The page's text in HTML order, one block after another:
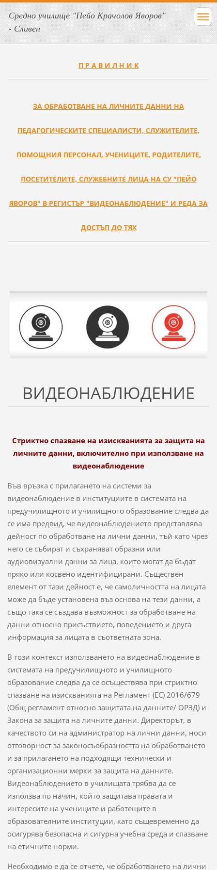
Средно училище "Пейо Крачолов Яворов"
- Сливен
П Р А В И Л Н И К
ЗА ОБРАБОТВАНЕ НА ЛИЧНИТЕ ДАННИ НА
ПЕДАГОГИЧЕСКИТЕ СПЕЦИАЛИСТИ, СЛУЖИТЕЛИТЕ,
ПОМОЩНИЯ ПЕРСОНАЛ, УЧЕНИЦИТЕ, РОДИТЕЛИТЕ,
ПОСЕТИТЕЛИТЕ, СЛУЖЕБНИТЕ ЛИЦА НА СУ "ПЕЙО
ЯВОРОВ" В РЕГИСТЪР "ВИДЕОНАБЛЮДЕНИЕ" И РЕДА ЗА
ДОСТЪП ДО ТЯХ
ВИДЕОНАБЛЮДЕНИЕ
Стриктно спазване на изискванията за защита на
личните данни, включително при използване на
видеонаблюдение
Във връзка с прилагането на системи за
видеонаблюдение в институциите в системата на
предучилищното и училищното образование следва да
се има предвид, че видеонаблюдението представлява
дейност по обработване на лични данни, тъй като чрез
него се събират и съхраняват образни или
аудиовизуални данни за лица, които могат да бъдат
пряко или косвено идентифицирани. Съществен
елемент от тази дейност е, че самоличността на лицата
може да бъде установена въз основа на тези данни, а
също така се създава възможност за обработване на
данни относно присъствието, поведението и друга
информация за лицата в съответната зона.
В този контекст използването на видеонаблюдение в
системата на предучилищното и училищното
образование следва да се осъществява при стриктно
спазване на изискванията на Регламент (ЕС) 2016/679
(Общ регламент относно защитата на данните/ ОРЗД) и
Закона за защита на личните данни. Директорът, в
качеството си на администратор на лични данни, носи
отговорност за законосъобразността на обработването
и за прилагането на подходящи технически и
организационни мерки за защита на данните.
Видеонаблюдението в училищата трябва да се
използва по начин, който защитава правата и
интересите на учениците и работещите в
образователните институции, като същевременно да
осигурява безопасна и сигурна учебна среда и спазване
на етичните норми.
Необходимо е да се отчете, че обработването на лични